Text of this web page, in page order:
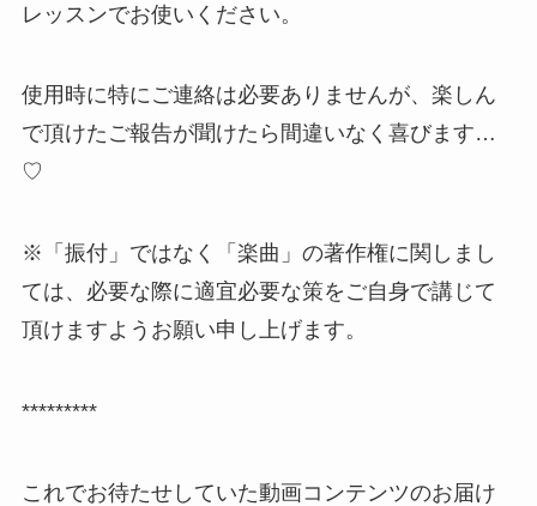
レッスンでお使いください。
使用時に特にご連絡は必要ありませんが、楽しん
で頂けたご報告が聞けたら間違いなく喜びます…
♡
※「振付」ではなく「楽曲」の著作権に関しまし
ては、必要な際に適宜必要な策をご自身で講じて
頂けますようお願い申し上げます。
*********
これでお待たせしていた動画コンテンツのお届け